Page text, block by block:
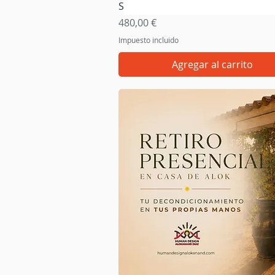
Signposts of Illusion
Precio
480,00 €
Impuesto incluido
Agregar al carrito